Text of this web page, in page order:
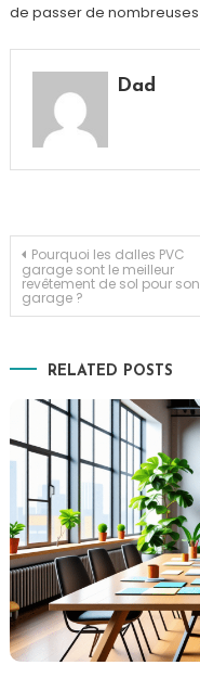
de passer de
Dad
Navigation
de
l’article
Pourquoi les dalles PVC
garage sont le meilleur
revêtement de sol pour son
garage ?
RELATED POSTS